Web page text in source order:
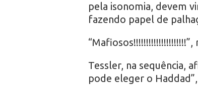
pela isonomia, devem
fazendo papel de
Tessler, na sequência,
pode eleger o